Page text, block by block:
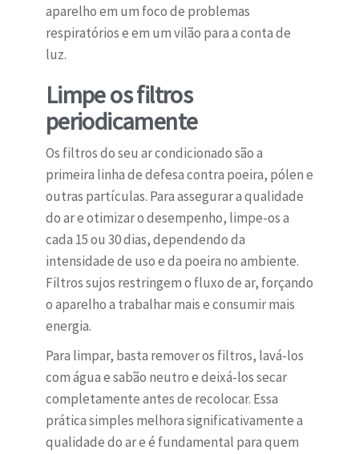
aparelho em um foco de problemas
respiratórios e em um vilão para a conta de
luz.
Limpe os filtros
periodicamente
Os filtros do seu ar condicionado são a
primeira linha de defesa contra poeira, pólen e
outras partículas. Para assegurar a qualidade
do ar e otimizar o desempenho, limpe-os a
cada 15 ou 30 dias, dependendo da
intensidade de uso e da poeira no ambiente.
Filtros sujos restringem o fluxo de ar, forçando
o aparelho a trabalhar mais e consumir mais
energia.
Para limpar, basta remover os filtros, lavá-los
com água e sabão neutro e deixá-los secar
completamente antes de recolocar. Essa
prática simples melhora significativamente a
qualidade do ar e é fundamental para quem